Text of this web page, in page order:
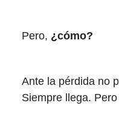
Pero, ¿cómo?
Ante la pérdida no
Siempre llega.